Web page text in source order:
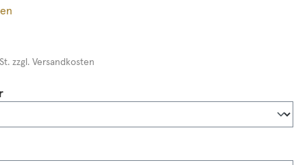
zzgl. Versandkosten
auswählen